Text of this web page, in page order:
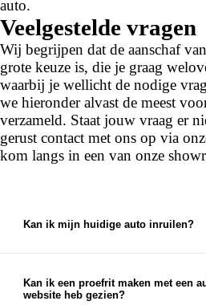
auto.
Veelgestelde vragen
Wij begrijpen dat de aanschaf
grote keuze is, die je graag
waarbij je wellicht de nodige
we hieronder alvast de meest
verzameld. Staat jouw vraag er
gerust contact met ons op via
kom langs in een van onze
Kan ik mijn huidige auto inruilen?
auto, die je kunt gebruiken
nieuwe auto.
Kan ik een proefrit maken met een
website heb gezien?